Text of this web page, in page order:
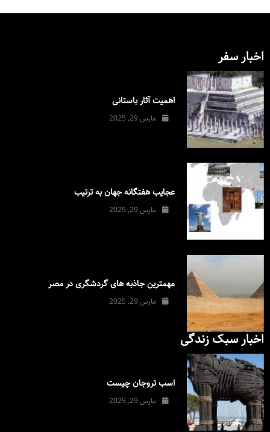
اخبار سفر
اهمیت آثار باستانی
مارس 29, 2025
عجایب هفتگانه جهان به ترتیب
مارس 29, 2025
مهمترین جاذبه های گردشگری در مصر
مارس 29, 2025
اخبار سبک زندگی
اسب تروجان چیست
مارس 29, 2025